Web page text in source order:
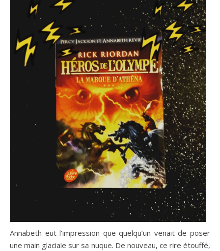
Annabeth eut l’impression que quelqu’un venait de poser
une main glaciale sur sa nuque. De nouveau, ce rire étouffé,